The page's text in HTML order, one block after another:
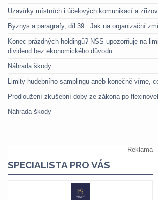
Uzavírky místních i účelových komunikací a
Byznys a paragrafy, díl 39.: Jak na organizační
Konec prázdných holdingů? NSS upozorňuje na
dividend bez ekonomického důvodu
Náhrada škody
Limity hudebního samplingu aneb konečně víme,
Prodloužení zkušební doby ze zákona po
Náhrada škody